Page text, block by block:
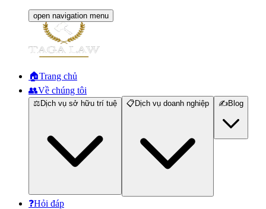
open navigation menu
🏠Trang chủ
👥Về chúng tôi
⚖️ Dịch vụ sở hữu trí tuệ 📋 Dịch vụ doanh nghiệp ✍️Blog
❓Hỏi đáp